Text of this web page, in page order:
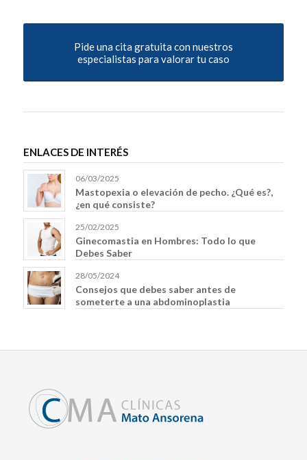
Pide una cita gratuita con nuestros
especialistas para valorar tu caso
ENLACES DE INTERÉS
06/03/2025
Mastopexia o elevación de pecho. ¿Qué es?,
¿en qué consiste?
25/02/2025
Ginecomastia en Hombres: Todo lo que
Debes Saber
28/05/2024
Consejos que debes saber antes de
someterte a una abdominoplastia